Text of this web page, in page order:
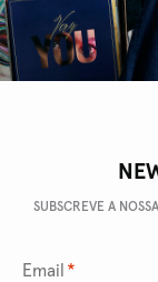
SUBSCREVE A
Email *